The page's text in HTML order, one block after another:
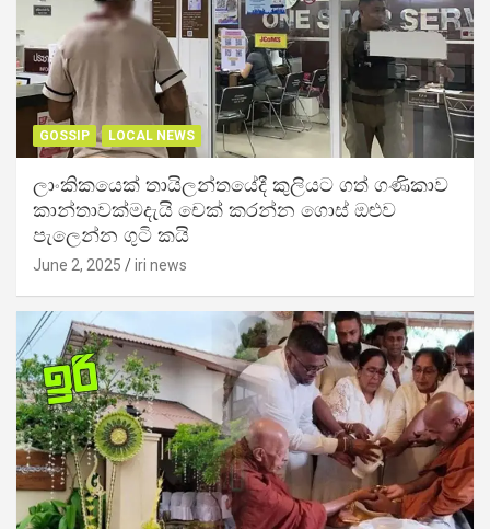
GOSSIP LOCAL NEWS
ලාංකිකයෙක් තායිලන්තයේදී කුලියට ගත් ගණිකාව
කාන්තාවක්මදැයි චෙක් කරන්න ගොස් ඔළුව
පැලෙන්න ගුටි කයි
June 2, 2025 iri news